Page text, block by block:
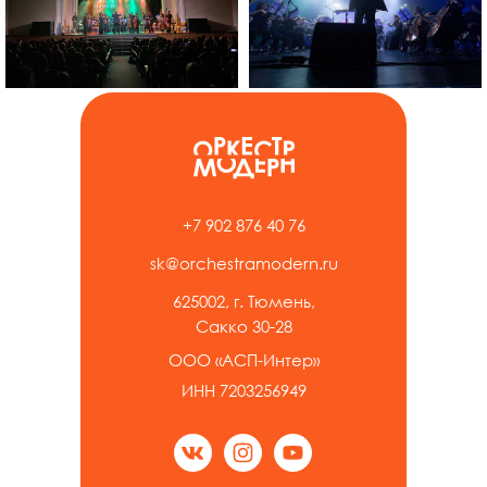
ООО «АСП-Интер»
ИНН 7203256949
sk@orchestramodern.ru
+7 902 876 40 76
625002, г. Тюмень,
Сакко 30-28